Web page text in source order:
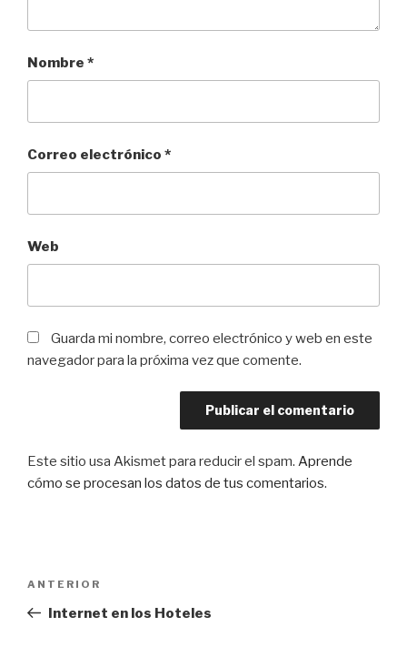
Nombre *
Correo electrónico *
Web
Guarda mi nombre, correo electrónico y web en este
navegador para la próxima vez que comente.
Este sitio usa Akismet para reducir el spam. Aprende
cómo se procesan los datos de tus comentarios.
entradas
Entrada
anterior:
ANTERIOR
Internet en los Hoteles